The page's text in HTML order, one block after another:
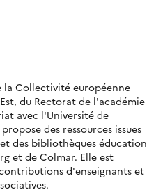
la Collectivité européenne
du Rectorat de l'académie
avec l'Université de
des ressources issues
des bibliothèques éducation
et de Colmar. Elle est
d'enseignants et